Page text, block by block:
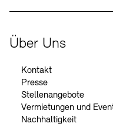
Über Uns
Kontakt
Presse
Stellenangebote
Vermietungen und
Nachhaltigkeit